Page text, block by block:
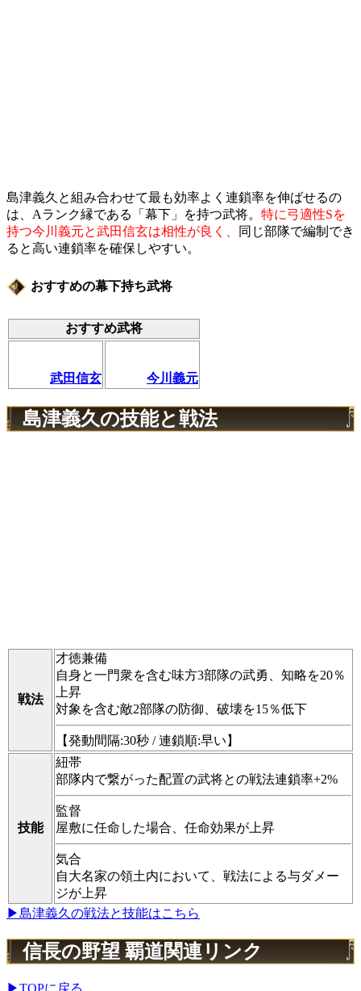
島津義久と組み合わせて最も効率よく連鎖率を伸ばせるの
は、Aランク縁である「幕下」を持つ武将。 特に弓適性Sを
持つ今川義元と武田信玄は相性が良く、
同じ部隊で編制でき
ると高い連鎖率を確保しやすい。
おすすめの幕下持ち武将
おすすめ武将
武田信玄 今川義元
島津義久の技能と戦法
戦法
才徳兼備
自身と一門衆を含む味方3部隊の武勇、知略を20％
上昇
対象を含む敵2部隊の防御、破壊を15％低下
【発動間隔:30秒 / 連鎖順:早い】
技能
紐帯
部隊内で繋がった配置の武将との戦法連鎖率+2%
監督
屋敷に任命した場合、任命効果が上昇
気合
自大名家の領土内において、戦法による与ダメー
ジが上昇
▶島津義久の戦法と技能はこちら
信長の野望 覇道関連リンク